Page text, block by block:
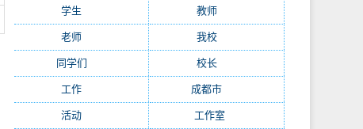
学生 教师(16)
老师 我校(15)
同学们 校长(13)
工作 成都市
活动 工作室